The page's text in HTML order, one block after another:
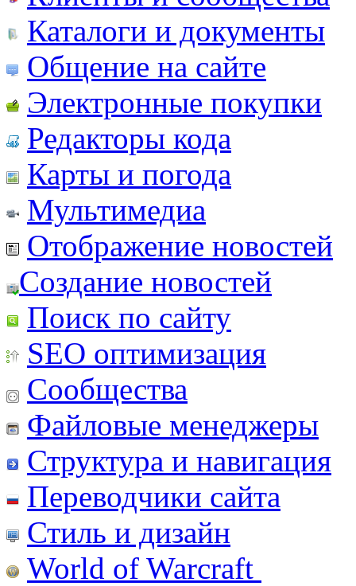
Каталоги и документы
Общение на сайте
Электронные покупки
Редакторы кода
Карты и погода
Мультимедиа
Отображение новостей
Создание новостей
Поиск по сайту
SEO оптимизация
Сообщества
Файловые менеджеры
Структура и навигация
Переводчики сайта
Стиль и дизайн
World of Warcraft